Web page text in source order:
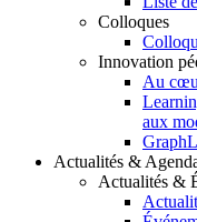
Colloques
Innovation
Au
aux
Actualités &
Actualités &